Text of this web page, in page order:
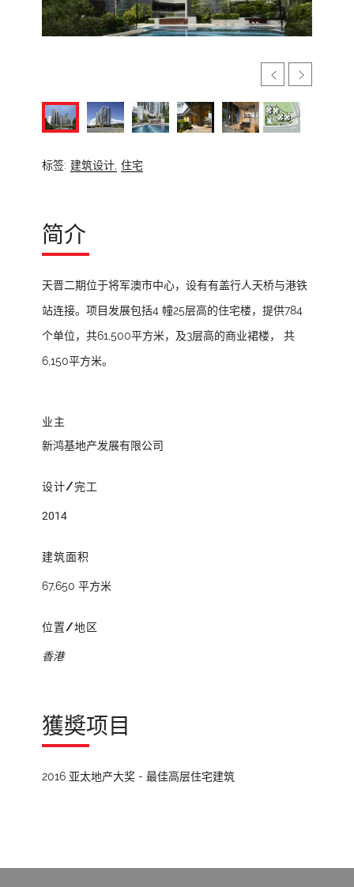
标签: 建筑设计, 住宅
简介
天晋二期位于将军澳市中心，设有有盖行人天桥与港铁
站连接。项目发展包括4 幢25层高的住宅楼，提供784
个单位，共61,500平方米，及3层高的商业裙楼， 共
6,150平方米。
业主
新鸿基地产发展有限公司
设计/完工
2014
建筑面积
67,650 平方米
位置/地区
香港
獲奬项目
2016 亚太地产大奖 - 最佳高层住宅建筑